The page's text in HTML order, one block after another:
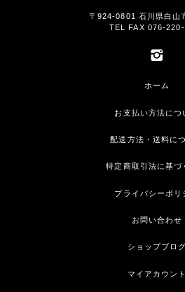
〒924-0801 石川県白山
TEL FAX 076-
ホーム
お支払い方法につ
配送方法・送料に
特定商取引法に基づ
プライバシーポリ
お問い合わせ
ショップブログ
マイアカウント